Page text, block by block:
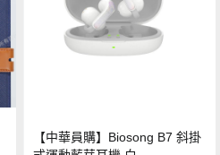
【中華員購】Biosong B7 斜掛